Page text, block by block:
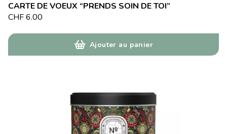
CARTE DE VOEUX “PRENDS SOIN DE TOI”
CHF6.00
Ajouter au panier